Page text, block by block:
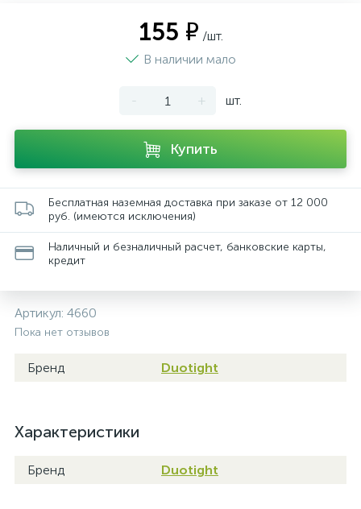
155 ₽ /шт.
В наличии мало
- + шт.
Купить
Бесплатная наземная доставка при заказе от 12 000
руб. (имеются исключения)
Наличный и безналичный расчет, банковские карты,
кредит
Артикул: 4660
Пока нет отзывов
Бренд Duotight
Характеристики
Бренд Duotight